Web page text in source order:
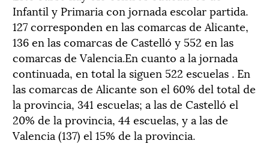
Infantil y Primaria con jornada escolar partida.
127 corresponden en las comarcas de Alicante,
136 en las comarcas de Castelló y 552 en las
comarcas de Valencia.En cuanto a la jornada
continuada, en total la siguen 522 escuelas . En
las comarcas de Alicante son el 60% del total de
la provincia, 341 escuelas; a las de Castelló el
20% de la provincia, 44 escuelas, y a las de
Valencia (137) el 15% de la provincia.